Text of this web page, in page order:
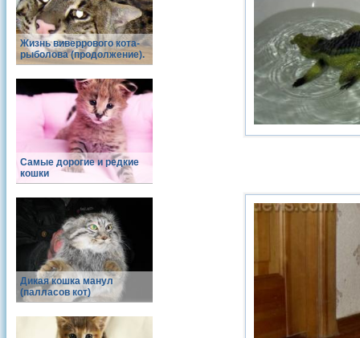
Жизнь виверрового кота-
рыболова (продолжение).
Самые дорогие и редкие
кошки
Дикая кошка манул
(палласов кот)